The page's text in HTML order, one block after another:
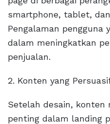
smartphone, tablet,
Pengalaman pengguna
dalam meningkatkan
penjualan.
2. Konten yang
Setelah desain, konten
penting dalam landing